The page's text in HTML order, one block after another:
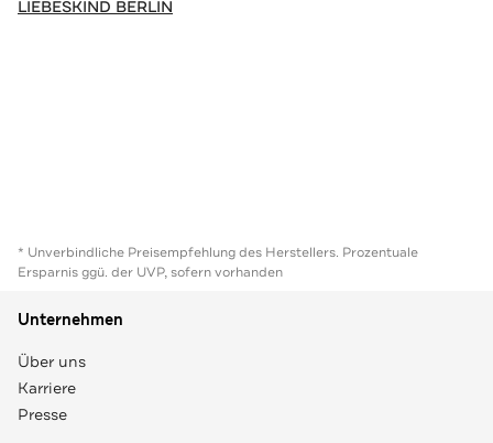
LIEBESKIND BERLIN
* Unverbindliche Preisempfehlung des Herstellers. Prozentuale
Ersparnis ggü. der UVP, sofern vorhanden
Unternehmen
Über uns
Karriere
Presse